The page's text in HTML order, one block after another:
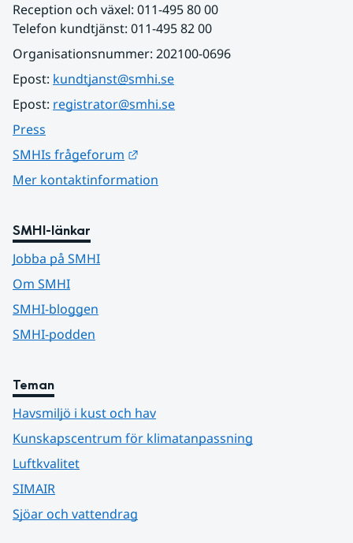
Reception och växel: 011-495 80 00
Telefon kundtjänst: 011-495 82 00
Organisationsnummer: 202100-0696
Epost: kundtjanst@smhi.se
Epost: registrator@smhi.se
Press
SMHIs frågeforum
Mer kontaktinformation
SMHI-länkar
Jobba på SMHI
Om SMHI
SMHI-bloggen
SMHI-podden
Teman
Havsmiljö i kust och hav
Kunskapscentrum för klimatanpassning
Luftkvalitet
SIMAIR
Sjöar och vattendrag